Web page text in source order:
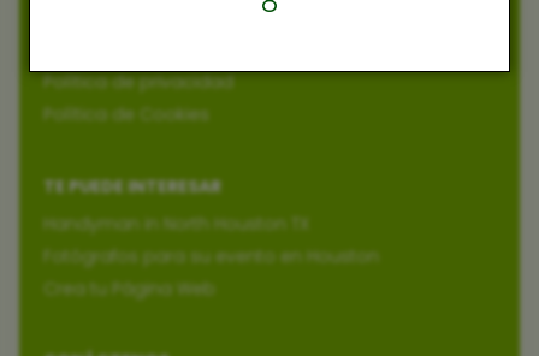
Política de privacidad
Política de Cookies
TE PUEDE INTERESAR
Handyman in North Houston TX
Fotógrafos para su evento en Houston
Crea tu Página Web